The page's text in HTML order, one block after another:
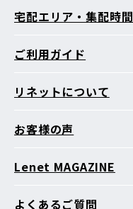
宅配エリア・集配時間
ご利用ガイド
リネットについて
お客様の声
Lenet MAGAZINE
よくあるご質問